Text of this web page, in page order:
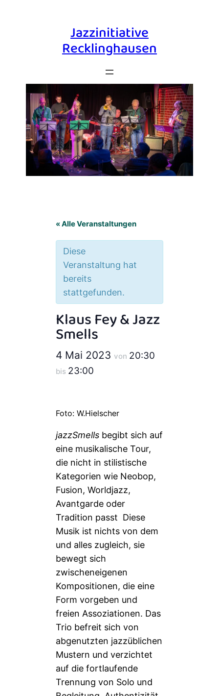
Jazzinitiative
Recklinghausen
« Alle Veranstaltungen
Diese
Veranstaltung hat
bereits
stattgefunden.
Klaus Fey & Jazz
Smells
4 Mai 2023von 20:30
bis 23:00
Foto: W.Hielscher
jazzSmells begibt sich auf
eine musikalische Tour,
die nicht in stilistische
Kategorien wie Neobop,
Fusion, Worldjazz,
Avantgarde oder
Tradition passt Diese
Musik ist nichts von dem
und alles zugleich, sie
bewegt sich
zwischeneigenen
Kompositionen, die eine
Form vorgeben und
freien Assoziationen. Das
Trio befreit sich von
abgenutzten jazzüblichen
Mustern und verzichtet
auf die fortlaufende
Trennung von Solo und